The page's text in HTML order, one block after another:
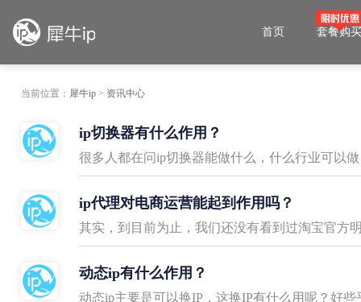
首页 套餐购买
当前位置： 犀牛ip > 资讯中心
ip切换器有什么作用？
很多人都在问ip切换器能做什么，什么行业可以
ip代理对电商运营能起到作用吗？
动态ip有什么作用？
动态ip主要是可以换IP，这换IP有什么用呢？好